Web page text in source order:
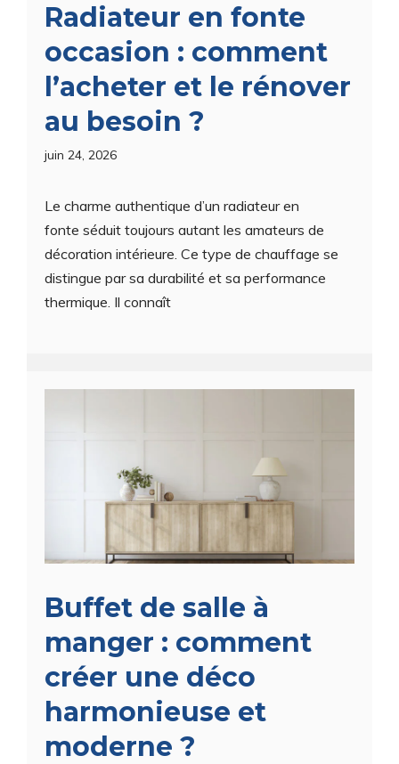
Radiateur en fonte
occasion : comment
l’acheter et le rénover
au besoin ?
juin 24, 2026
Le charme authentique d’un radiateur en
fonte séduit toujours autant les amateurs de
décoration intérieure. Ce type de chauffage se
distingue par sa durabilité et sa performance
thermique. Il connaît
Buffet de salle à
manger : comment
créer une déco
harmonieuse et
moderne ?